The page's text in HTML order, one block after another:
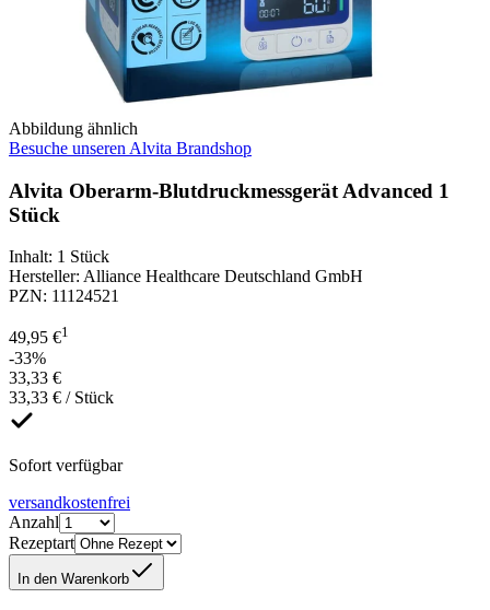
Abbildung ähnlich
Besuche unseren Alvita Brandshop
Alvita Oberarm-Blutdruckmessgerät Advanced 1
Stück
Inhalt: 1 Stück
Hersteller: Alliance Healthcare Deutschland GmbH
PZN: 11124521
49,95 €1
-33%
33,33 €
33,33 € / Stück
Sofort verfügbar
versandkostenfrei
Anzahl
Rezeptart
In den Warenkorb